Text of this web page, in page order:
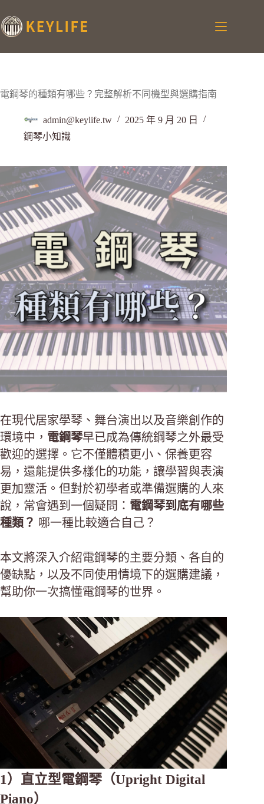
電鋼琴的種類有哪些？完整解析不同機型與選購指南
admin@keylife.tw
2025 年 9 月 20 日
鋼琴小知識
在現代居家學琴、舞台演出以及音樂創作的
環境中， 電鋼琴早已成為傳統鋼琴之外最受
歡迎的選擇。它不僅體積更小、保養更容
易，還能提供多樣化的功能，讓學習與表演
更加靈活。但對於初學者或準備選購的人來
說，常會遇到一個疑問： 電鋼琴到底有哪些
種類？ 哪一種比較適合自己？
本文將深入介紹電鋼琴的主要分類、各自的
優缺點，以及不同使用情境下的選購建議，
幫助你一次搞懂電鋼琴的世界。
1）直立型電鋼琴（Upright Digital
Piano）